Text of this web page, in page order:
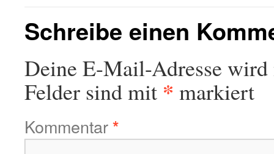
Schreibe einen
Deine E-Mail-Adresse
Felder sind mit * markiert
Kommentar*